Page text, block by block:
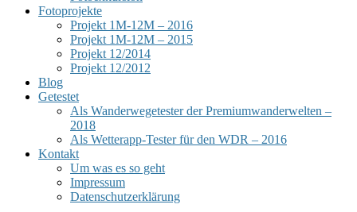
Fotoprojekte
Projekt 1M-12M – 2016
Projekt 1M-12M – 2015
Projekt 12/2014
Projekt 12/2012
Blog
Getestet
Als Wanderwegetester der Premiumwanderwelten –
2018
Als Wetterapp-Tester für den WDR – 2016
Kontakt
Um was es so geht
Impressum
Datenschutzerklärung